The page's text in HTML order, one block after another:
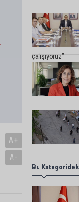
A+
A-
çalışıyoruz”
Bu